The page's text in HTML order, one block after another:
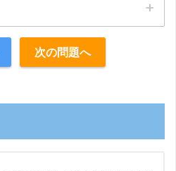
次の問題へ